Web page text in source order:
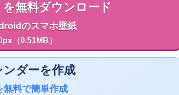
無料ダウンロード
のスマホ壁紙
（0.51MB）
ダーを作成
無料で簡単作成